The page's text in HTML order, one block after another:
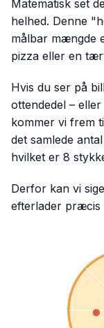
Matematisk set
helhed. Denne
målbar mængde
pizza eller en
Hvis du ser på
ottendedel – eller
kommer vi frem
det samlede
hvilket er 8
Derfor kan vi
efterlader præcis